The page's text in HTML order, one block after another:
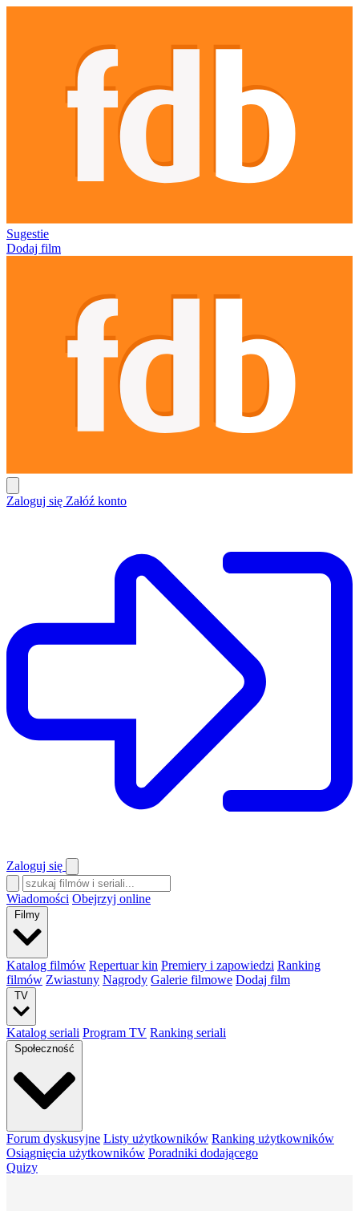
Sugestie
Dodaj film
Zaloguj się Załóź konto
Zaloguj się
Wiadomości Obejrzyj online
Filmy
Katalog filmów Repertuar kin Premiery i zapowiedzi Ranking
filmów Zwiastuny Nagrody Galerie filmowe Dodaj film
TV
Katalog seriali Program TV Ranking seriali
Społeczność
Forum dyskusyjne Listy użytkowników Ranking użytkowników
Osiągnięcia użytkowników Poradniki dodającego
Quizy